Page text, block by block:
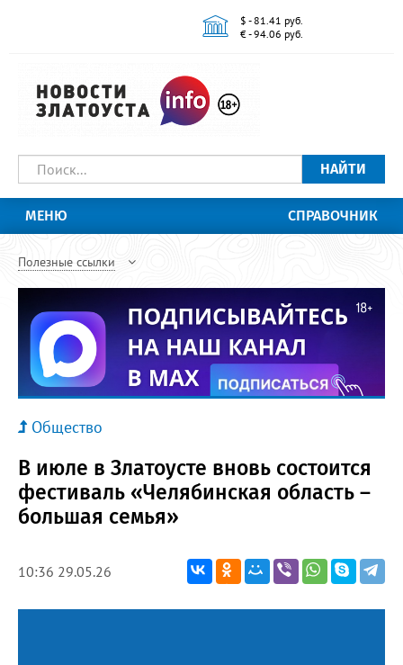
$ - 81.41 руб.
€ - 94.06 руб.
НАЙТИ
МЕНЮ СПРАВОЧНИК
Полезные ссылки
Общество
В июле в Златоусте вновь состоится
фестиваль «Челябинская область –
большая семья»
10:36 29.05.26